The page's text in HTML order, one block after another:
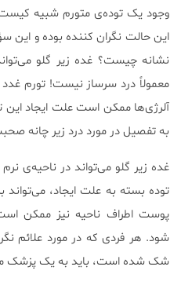
وجود یک توده‌ی متورم شبیه کیست
این حالت نگران کننده بوده و این
نشانه چیست؟ غده زیر گلو
معمولاً درد سرساز نیست! تورم
آلرژی‌ها ممکن است علت ایجاد این
به تفصیل در مورد درد زیر چانه
غده زیر گلو می‌تواند در ناحیه‌ی
توده بسته به علت ایجاد،
پوست اطراف ناحیه نیز ممکن
شود. هر فردی که در مورد علائم
شک شده است، باید به یک پزشک